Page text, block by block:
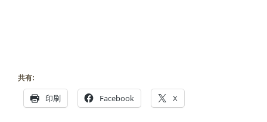
共有:
印刷 Facebook X